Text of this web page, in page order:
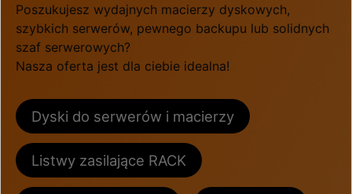
Poszukujesz wydajnych macierzy dyskowych,
szybkich serwerów, pewnego backupu lub solidnych
szaf serwerowych?
Nasza oferta jest dla ciebie idealna!
Dyski do serwerów i macierzy
Listwy zasilające RACK